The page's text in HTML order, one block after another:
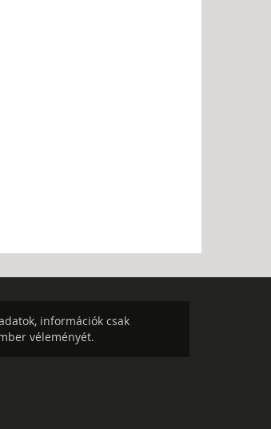
információk csak
véleményét.